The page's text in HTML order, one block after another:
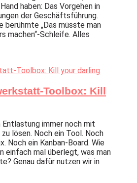
haben: Das Vorgehen in
der Geschäftsführung.
berühmte „Das müsste man
machen“-Schleife. Alles
Toolbox: Kill
immer noch mit
lösen. Noch ein Tool. Noch
Noch ein Kanban-Board. Wie
einfach mal überlegt, was man
Genau dafür nutzen wir in